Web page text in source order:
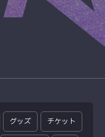
グッズ チケット